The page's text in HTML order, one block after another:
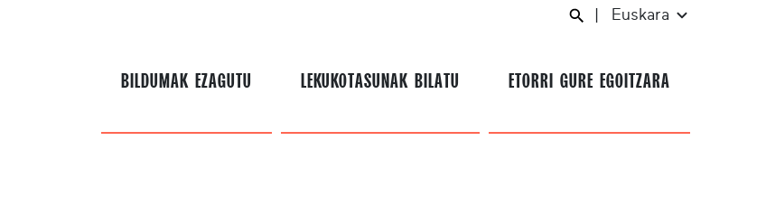
Euskara
BILDUMAK EZAGUTU LEKUKOTASUNAK BILATU ETORRI GURE EGOITZARA